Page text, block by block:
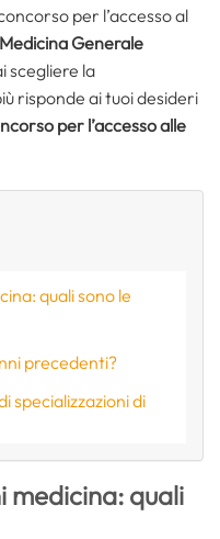
per l’accesso al
Generale
scegliere la
risponde ai tuoi desideri
per l’accesso alle
quali sono le
precedenti?
specializzazioni di
medicina: quali